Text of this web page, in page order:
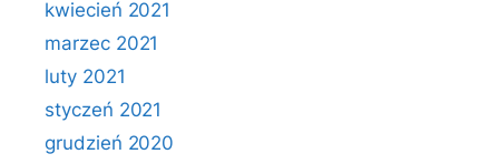
kwiecień 2021
marzec 2021
luty 2021
styczeń 2021
grudzień 2020